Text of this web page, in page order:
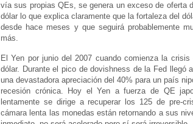
vía sus propias QEs, se genera un exceso de oferta
dólar lo que explica claramente que la fortaleza del
desde hace meses y que seguirá probablemente
más.
El Yen por junio del 2007 cuando comienza la
dólar. Durante el pico de dovishness de la Fed llegó
una devastadora apreciación del 40% para un país
recesión crónica. Hoy el Yen a fuerza de QE
lentamente se dirige a recuperar los 125 de pre-
cámara lenta las monedas están retornando a sus